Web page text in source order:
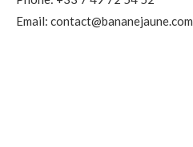
Email: contact@bananejaune.com